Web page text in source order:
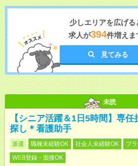
少しエリアを広げる
求人が394件増えま
見てみる
未読
【シニア活躍＆1日5時間】専
探し＊看護助手
派遣 職種未経験OK 社会人未経験OK
ブ
WEB登録・面接OK